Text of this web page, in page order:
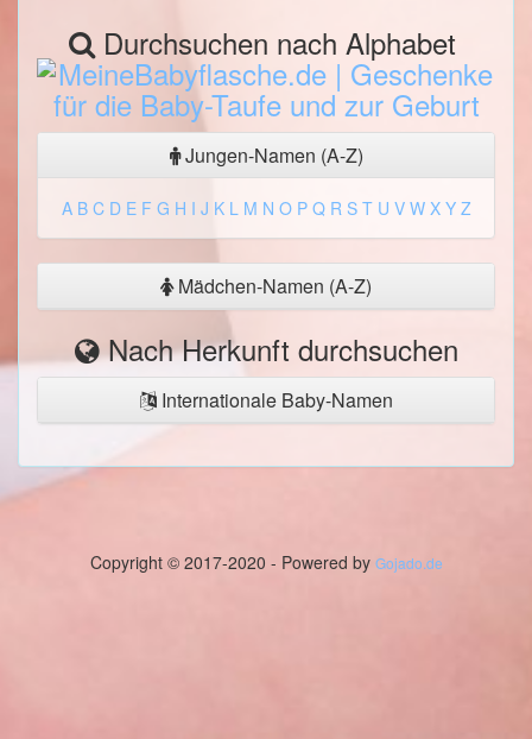
Durchsuchen nach Alphabet
Jungen-Namen (A-Z)
A B C D E F G H I J K L M N O P Q R S T U V W X Y Z
Mädchen-Namen (A-Z)
Nach Herkunft durchsuchen
Internationale Baby-Namen
Copyright © 2017-2020 - Powered by Gojado.de